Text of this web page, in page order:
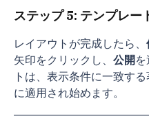
ステップ 5: テンプレー
レイアウトが完成したら、
矢印をクリックし、 公開
トは、表示条件に一致す
に適用され始めます。